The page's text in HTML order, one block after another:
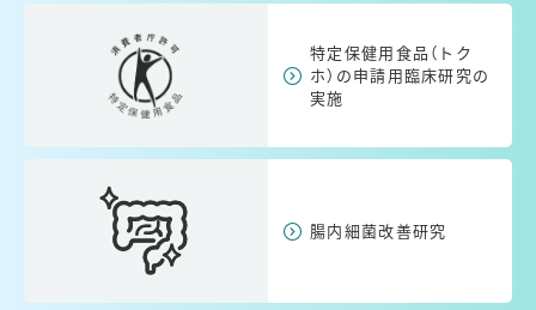
特定保健用食品（トク
ホ）の申請用臨床研究の
実施
腸内細菌改善研究